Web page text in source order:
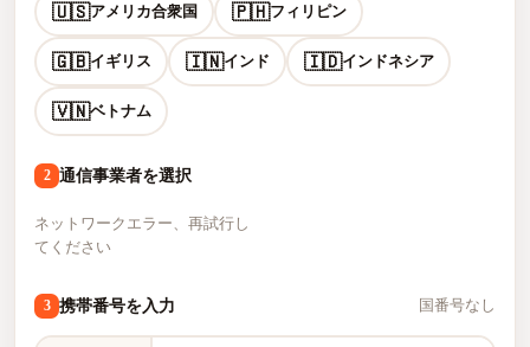
🇺🇸アメリカ合衆国 🇵🇭フィリピン
🇬🇧イギリス 🇮🇳インド 🇮🇩インドネシア
🇻🇳ベトナム
2 通信事業者を選択
ネットワークエラー、再試行し
てください
3 携帯番号を入力 国番号なし